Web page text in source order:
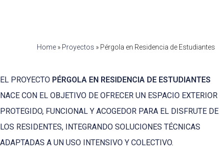
Home » Proyectos » Pérgola en Residencia de Estudiantes
EL PROYECTO PÉRGOLA EN RESIDENCIA DE ESTUDIANTES
NACE CON EL OBJETIVO DE OFRECER UN ESPACIO EXTERIOR
PROTEGIDO, FUNCIONAL Y ACOGEDOR PARA EL DISFRUTE DE
LOS RESIDENTES, INTEGRANDO SOLUCIONES TÉCNICAS
ADAPTADAS A UN USO INTENSIVO Y COLECTIVO.